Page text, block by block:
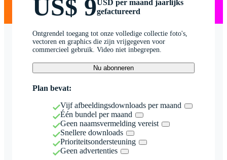
US$ 9USD per maand jaarlijks
gefactureerd
Ontgrendel toegang tot onze volledige collectie foto's,
vectoren en graphics die zijn vrijgegeven voor
commercieel gebruik. Video niet inbegrepen.
Nu abonneren
Plan bevat:
Vijf afbeeldingsdownloads per maand
Één bundel per maand
Geen naamsvermelding vereist
Snellere downloads
Prioriteitsondersteuning
Geen advertenties